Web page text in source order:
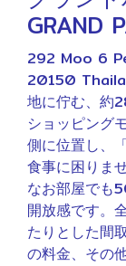
GRAND
292 Moo 6
20150
地に佇む、約
ショッピング
側に位置し、
食事に困りま
なお部屋でも
開放感です。
たりとした間
の料金、その